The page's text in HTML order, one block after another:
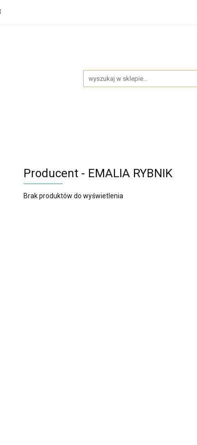
Producent - EMALIA RYBNIK
Brak produktów do wyświetlenia